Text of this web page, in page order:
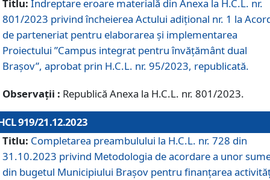
Titlu: Îndreptare eroare materială din Anexa la H.C.L. nr.
801/2023 privind încheierea Actului adițional nr. 1 la
de parteneriat pentru elaborarea și implementarea
Proiectului ”Campus integrat pentru învățământ dual
Brașov”, aprobat prin H.C.L. nr. 95/2023, republicată.
Observații : Republică Anexa la H.C.L. nr. 801/2023.
919/21.12.2023
Titlu: Completarea preambulului la H.C.L. nr. 728 din
31.10.2023 privind Metodologia de acordare a unor
din bugetul Municipiului Brașov pentru finanțarea